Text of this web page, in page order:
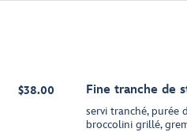
$38.00 Fine tranche de
servi tranché, purée
broccolini grillé,